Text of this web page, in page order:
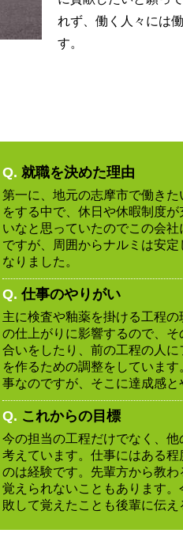
れず、働く人々には
す。
Q. 就職を決めた理由
第一に、地元の志摩市で働き
をする中で、休日や休暇制度
いなと思っていたのでこの会
ですが、周囲からナルミは安
なりました。
Q. 仕事のやりがい
主に検査や釉薬を掛ける工程
の仕上がりに影響するので、
合いをしたり、前の工程の人
を作るための調整をしていま
事なのですが、そこに達成感と
Q. これからの目標
今の担当の工程だけでなく、
考えています。仕事にはある
のは経験です。先輩方から教
覚えられないこともあります
敗して覚えたことも後輩に伝え